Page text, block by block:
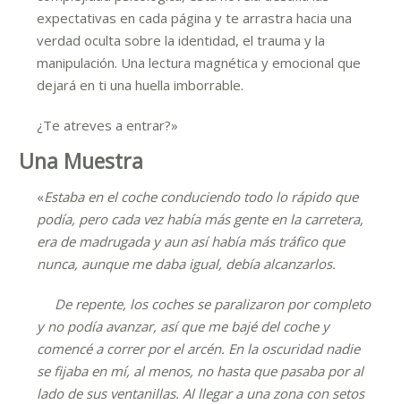
expectativas en cada página y te arrastra hacia una
verdad oculta sobre la identidad, el trauma y la
manipulación. Una lectura magnética y emocional que
dejará en ti una huella imborrable.
¿Te atreves a entrar?»
Una Muestra
«Estaba en el coche conduciendo todo lo rápido que
podía, pero cada vez había más gente en la carretera,
era de madrugada y aun así había más tráfico que
nunca, aunque me daba igual, debía alcanzarlos.
De repente, los coches se paralizaron por completo
y no podía avanzar, así que me bajé del coche y
comencé a correr por el arcén. En la oscuridad nadie
se fijaba en mí, al menos, no hasta que pasaba por al
lado de sus ventanillas. Al llegar a una zona con setos